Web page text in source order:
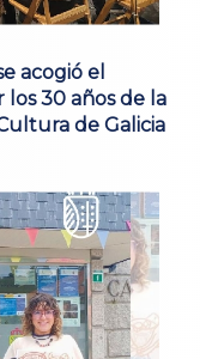
acogió el
30 años de la
de Galicia